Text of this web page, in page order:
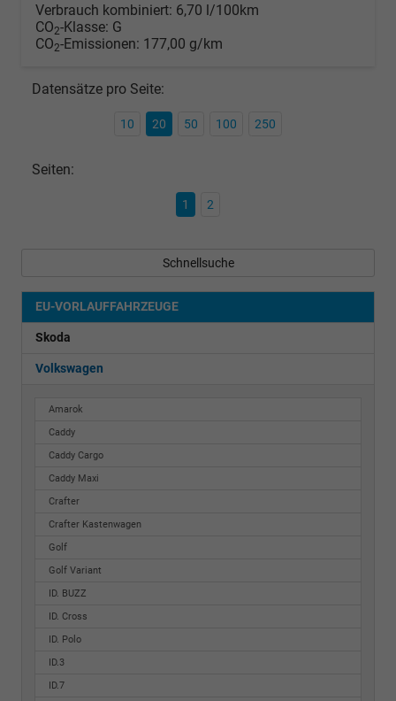
Verbrauch kombiniert: 6,70 l/100km
CO2-Klasse: G
CO2-Emissionen: 177,00 g/km
Datensätze pro Seite:
10 20 50 100 250
Seiten:
1 2
Schnellsuche
EU-VORLAUFFAHRZEUGE
Skoda
Volkswagen
Amarok
Caddy
Caddy Cargo
Caddy Maxi
Crafter
Crafter Kastenwagen
Golf
Golf Variant
ID. BUZZ
ID. Cross
ID. Polo
ID.3
ID.7